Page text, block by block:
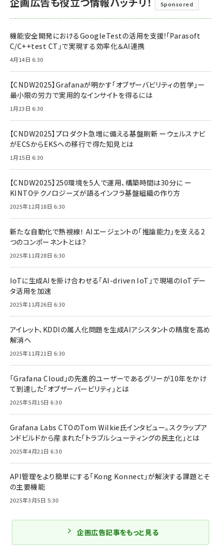
Sponsored
機能安全開発におけるGoogleTestの活用を支援!「Parasoft
C/C++test CT」で実現する効率化＆AI連携
4月14日 6:30
【CNDW2025】Grafanaが明かす「オブザーバビリティの哲学」ー
最小限の労力で実用的なインサイトを得るには
1月23日 6:30
【CNDW2025】プロダクト急増に備える基盤刷新 ーウェルスナビ
がECSからEKSへの移行で得た知見とは
1月15日 6:30
【CNDW2025】250環境を5人で運用、構築時間は30分に ー
KINTOテクノロジーズが語るインフラ基盤組織の作り方
2025年12月18日 6:30
新たな自動化で熱視線！ AIエージェントの「推論能力」を支える2
つのコンポーネントとは？
2025年11月28日 6:30
IoTに生成AIを掛け合わせる「AI-driven IoT」で現場のIoTデー
タ活用を加速
2025年11月26日 6:30
アイレット、KDDIの属人化問題を生成AIアシスタントの精度を高め
解消へ
2025年11月21日 6:30
「Grafana Cloud」の先進的ユーザーであるグリーが10年をかけ
て到達した「オブザーバービリティ」とは
2025年5月15日 6:30
Grafana Labs CTOのTom Wilkie氏インタビュー。スクラップア
ンドビルドから産まれた「トラブルシューティングの民主化」とは
2025年4月21日 6:30
API管理をより簡単にする「Kong Konnect」が解決する課題とそ
の主要機能
2025年3月5日 5:30
企画広告記事をもっと見る